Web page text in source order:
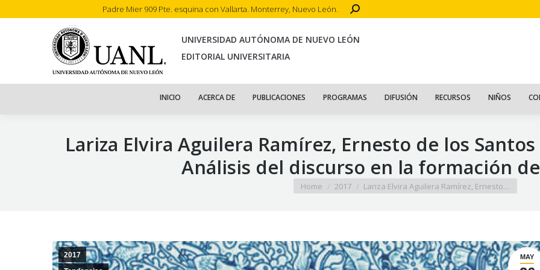
Padre Mier 909 Pte. esquina con Vallarta. Monterrey, Nuevo León. Search:
UNIVERSIDAD AUTÓNOMA DE NUEVO LEÓN
EDITORIAL UNIVERSITARIA
INICIO ACERCA DE PUBLICACIONES PROGRAMAS DIFUSIÓN RECURSOS NIÑOS
Lariza Elvira Aguilera Ramírez, Ernesto de los
Análisis del discurso en la formación
You are here:
Home 2017 Lariza Elvira Aguilera Ramírez, Ernesto…
MAY
2017
INICIO ACERCA DE PUBLICACIONES PROGRAMAS DIFUSIÓN